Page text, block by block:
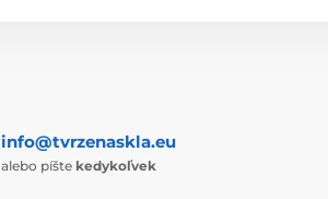
info@tvrzenaskla.eu
alebo píšte kedykoľvek